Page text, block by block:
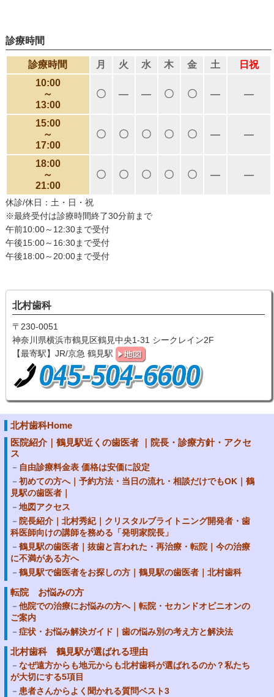
診療時間
診療時間 月 火 水 木 金 土
日祝
10:00
～
13:00
〇 ― ― 〇 〇 ― ―
15:00
～
17:00
〇 〇 〇 〇 〇 ― ―
18:00
～
21:00
〇 〇 〇 〇 〇 ― ―
休診/休日：土・日・祝
※最終受付は診療時間終了30分前まで
午前10:00～12:30まで受付
午後15:00～16:30まで受付
午後18:00～20:00まで受付
北村歯科
〒230-0051
神奈川県横浜市鶴見区鶴見中央1-31 シークレイン2F
【最寄駅】JR/京急 鶴見駅
北村歯科Home
医院紹介｜鶴見駅近くの歯医者 ｜院長・診療方針・アクセ
ス
自由診療料金表 価格は安価に設定
初めての方へ｜予約方法・当日の流れ・相談だけでもOK｜鶴
見駅の歯医者｜
地図アクセス
院長紹介｜北村秀紀｜クリスタルブライトニング開発者・歯
科医師向けの講師を務める「発明家院長」
鶴見駅の歯医者｜抜歯と言われた・再治療・転院｜今の治療
に不満がある方へ
鶴見駅で歯医者をお探しの方｜鶴見駅の歯医者｜北村歯科
転院 お悩みの方
他院での治療にお悩みの方へ｜転院・セカンドオピニオンの
ご案内
症状・お悩み解決ガイド｜歯の悩み別の考え方と解決法
北村歯科 鶴見駅が選ばれる理由
なぜ遠方からも地元からも北村歯科が選ばれるのか？私たち
が大切にする5項目
患者さんからよく聞かれる質問ベスト3